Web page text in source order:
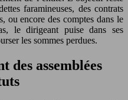
faramineuses, des contrats
ou encore des comptes dans le
le dirigeant puise dans ses
les sommes perdues.
des assemblées